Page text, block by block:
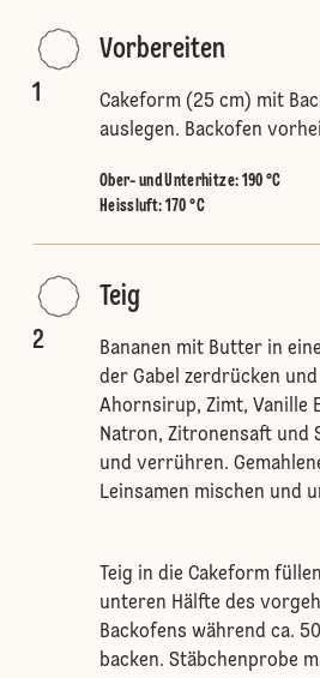
1
Vorbereiten
Cakeform (25 cm) mit
auslegen. Backofen
Ober- und Unterhitze: 190 °C
Heissluft: 170 °C
2
Teig
Bananen mit Butter in
der Gabel zerdrücken
Ahornsirup, Zimt, Vanille
Natron, Zitronensaft und
und verrühren.
Leinsamen mischen und
Teig in die Cakeform
unteren Hälfte des
Backofens während ca.
backen. Stäbchenprobe